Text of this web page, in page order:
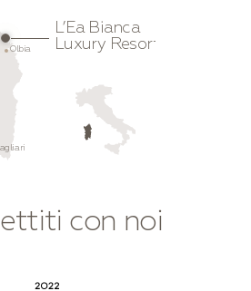
Olbia
L’Ea Bianca
Luxury Resort
con noi